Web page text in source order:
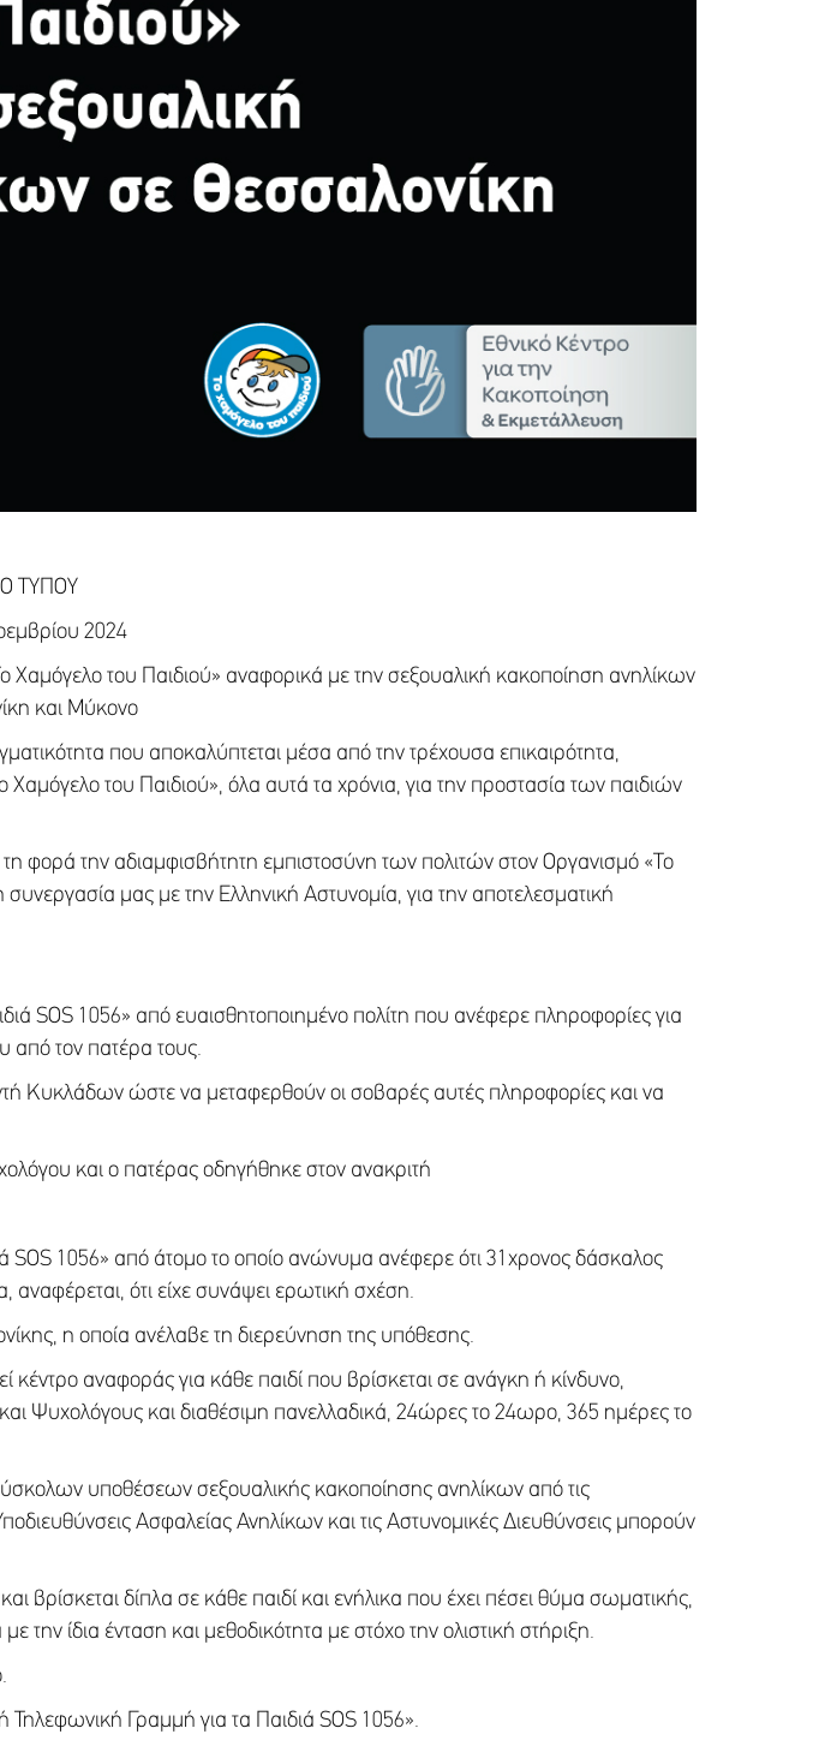
ΤΥΠΟΥ
2024
Χαμόγελο του Παιδιού» αναφορικά με την σεξουαλική κακοποίηση ανηλίκων
και Μύκονο
που αποκαλύπτεται μέσα από την τρέχουσα επικαιρότητα,
Χαμόγελο του Παιδιού», όλα αυτά τα χρόνια, για την προστασία των παιδιών
φορά την αδιαμφισβήτητη εμπιστοσύνη των πολιτών στον Οργανισμό «Το
μας με την Ελληνική Αστυνομία, για την αποτελεσματική
SOS 1056» από ευαισθητοποιημένο πολίτη που ανέφερε πληροφορίες για
από τον πατέρα τους.
Κυκλάδων ώστε να μεταφερθούν οι σοβαρές αυτές πληροφορίες και να
και ο πατέρας οδηγήθηκε στον ανακριτή
SOS 1056» από άτομο το οποίο ανώνυμα ανέφερε ότι 31χρονος δάσκαλος
ότι είχε συνάψει ερωτική σχέση.
η οποία ανέλαβε τη διερεύνηση της υπόθεσης.
κέντρο αναφοράς για κάθε παιδί που βρίσκεται σε ανάγκη ή κίνδυνο,
Ψυχολόγους και διαθέσιμη πανελλαδικά, 24ώρες το 24ωρο, 365 ημέρες το
δύσκολων υποθέσεων σεξουαλικής κακοποίησης ανηλίκων από τις
Ασφαλείας Ανηλίκων και τις Αστυνομικές Διευθύνσεις μπορούν
βρίσκεται δίπλα σε κάθε παιδί και ενήλικα που έχει πέσει θύμα σωματικής,
ίδια ένταση και μεθοδικότητα με στόχο την ολιστική στήριξη.
Τηλεφωνική Γραμμή για τα Παιδιά SOS 1056».